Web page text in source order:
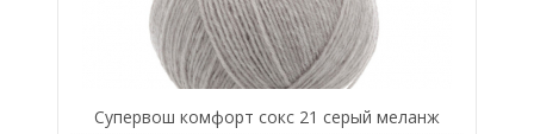
Супервош комфорт сокс 21 серый меланж